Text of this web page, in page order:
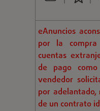
eAnuncios
por la
cuentas
de pago
vendedor
por
de un contrato